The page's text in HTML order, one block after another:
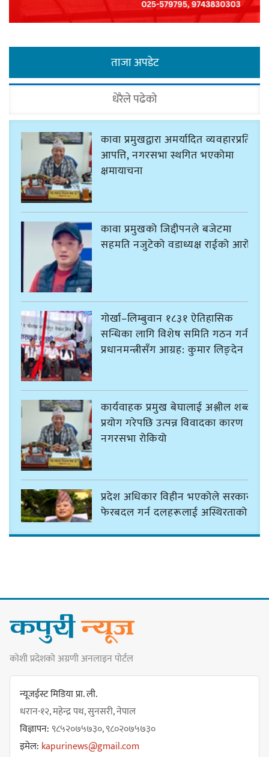
ताजा अपडेट
धेरैले पढेको
कावा प्रमुखद्वारा अमर्यादित व्यवहारप्रति
आपत्ति, नगरसभा स्थगित भएकोमा
क्षमायाचना
कावा प्रमुखको जिद्दीपनले बजेटमा
सहमति नजुटेको वडाध्यक्ष राईको आरोप
गोर्खा–लिम्बुवान १८३१ ऐतिहासिक
सन्धिका लागि विशेष समिति गठन गर्न
प्रधानमन्त्रीसँग आग्रह: कुमार लिङ्देन
कार्यवाहक प्रमुख बेघालाई अश्लील शब्द
प्रयोग गरेपछि उत्पन्न विवादका कारण
नगरसभा रोकियो
प्रदेश अधिकार विहीन भएकोले सरकार
फेरबदल गर्न दलहरूलाई अस्थिरताको
कार्यसम्पादनमा पहिलो
धरान उपमहानगरपालिकाको नगरसभा
चुल्हो निभ्दा ब्युँझन सक्ने आक्रोश
कोशी प्रदेशको अग्रणी अनलाइन पोर्टल
न्यूजईस्ट मिडिया प्रा. ली.
धरान-१२, महेन्द्र पथ, सुनसरी, नेपाल
विज्ञापन:९८५२०७५७३०, ९८०२०७५७३०
इमेल: kapurinews@gmail.com